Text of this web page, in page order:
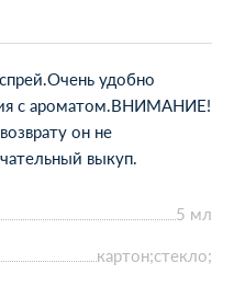
удобно
с ароматом.ВНИМАНИЕ!
он не
выкуп.
5 мл
картон;стекло;